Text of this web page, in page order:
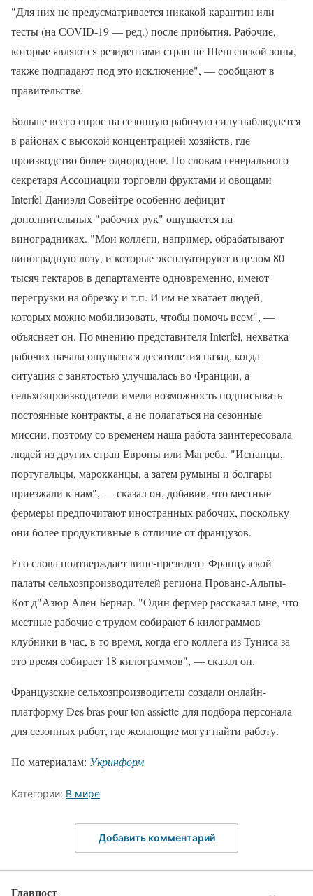
"Для них не предусматривается никакой карантин или
тесты (на СOVID-19 — ред.) после прибытия. Рабочие,
которые являются резидентами стран не Шенгенской зоны,
также подпадают под это исключение", — сообщают в
правительстве.
Больше всего спрос на сезонную рабочую силу наблюдается
в районах с высокой концентрацией хозяйств, где
производство более однородное. По словам генерального
секретаря Ассоциации торговли фруктами и овощами
Interfel Даниэля Совейтре особенно дефицит
дополнительных "рабочих рук" ощущается на
виноградниках. "Мои коллеги, например, обрабатывают
виноградную лозу, и которые эксплуатируют в целом 80
тысяч гектаров в департаменте одновременно, имеют
перегрузки на обрезку и т.п. И им не хватает людей,
которых можно мобилизовать, чтобы помочь всем", —
объясняет он. По мнению представителя Interfel, нехватка
рабочих начала ощущаться десятилетия назад, когда
ситуация с занятостью улучшалась во Франции, а
сельхозпроизводители имели возможность подписывать
постоянные контракты, а не полагаться на сезонные
миссии, поэтому со временем наша работа заинтересовала
людей из других стран Европы или Магреба. "Испанцы,
португальцы, марокканцы, а затем румыны и болгары
приезжали к нам", — сказал он, добавив, что местные
фермеры предпочитают иностранных рабочих, поскольку
они более продуктивные в отличие от французов.
Его слова подтверждает вице-президент Французской
палаты сельхозпроизводителей региона Прованс-Альпы-
Кот д"Азюр Ален Бернар. "Один фермер рассказал мне, что
местные рабочие с трудом собирают 6 килограммов
клубники в час, в то время, когда его коллега из Туниса за
это время собирает 18 килограммов", — сказал он.
Французские сельхозпроизводители создали онлайн-
платформу Des bras pour ton assiette для подбора персонала
для сезонных работ, где желающие могут найти работу.
По материалам: Укринформ
Категории: В мире
Добавить комментарий
Главпост